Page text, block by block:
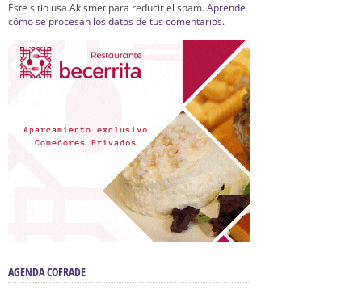
Este sitio usa Akismet para reducir el spam.Aprende
cómo se procesan los datos de tus comentarios.
AGENDA COFRADE